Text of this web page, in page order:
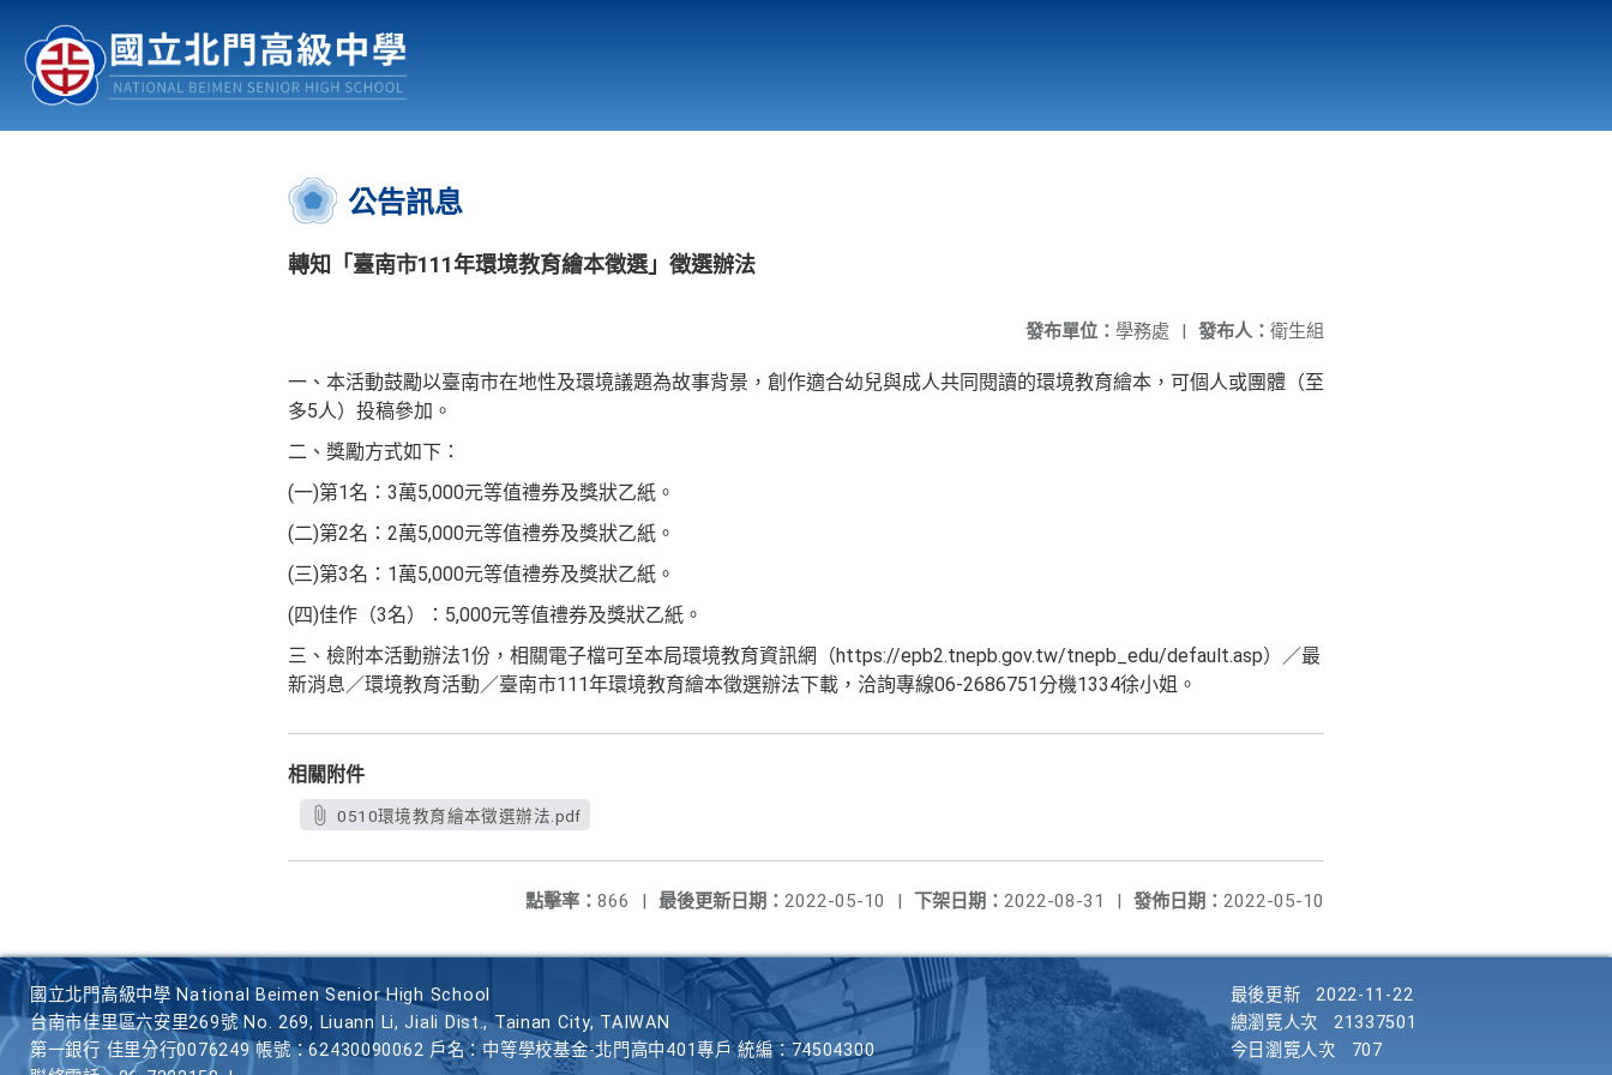
認識北中 行事曆
:::
公告訊息
轉知「臺南市111年環境教育繪本徵選」徵選辦法
發布人： 衛生組
發布單位： 學務處 |
一、本活動鼓勵以臺南市在地性及環境議題為故事背景，創作適合幼兒與成人共同閱讀的環境教育繪本，可個人或團體（至
多5人）投稿參加。
二、獎勵方式如下：
(一)第1名：3萬5,000元等值禮券及獎狀乙紙。
(二)第2名：2萬5,000元等值禮券及獎狀乙紙。
(三)第3名：1萬5,000元等值禮券及獎狀乙紙。
(四)佳作（3名）：5,000元等值禮券及獎狀乙紙。
三、檢附本活動辦法1份，相關電子檔可至本局環境教育資訊網（https://epb2.tnepb.gov.tw/tnepb_edu/default.asp）／最
新消息／環境教育活動／臺南市111年環境教育繪本徵選辦法下載，洽詢專線06-2686751分機1334徐小姐。
相關附件
0510環境教育繪本徵選辦法.pdf
發佈日期： 2022-05-10
下架日期： 2022-08-31 |
最後更新日期： 2022-05-10 |
點擊率： 866 |
國立北門高級中學 National Beimen Senior High School
台南市佳里區六安里269號 No. 269, Liuann Li, Jiali Dist., Tainan City, TAIWAN
第一銀行 佳里分行0076249 帳號：62430090062 戶名：中等學校基金-北門高中401專戶 統編：74504300
最後更新
2022-11-22
總瀏覽人次
21337501
今日瀏覽人次
707